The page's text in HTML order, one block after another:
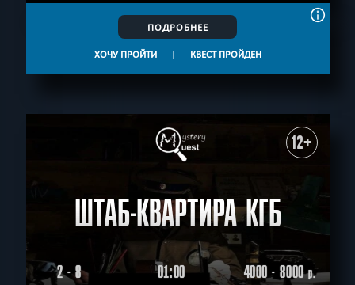
ПОДРОБНЕЕ
ХОЧУ ПРОЙТИ | КВЕСТ ПРОЙДЕН
12+
ШТАБ-КВАРТИРА КГБ
2 - 8 01:00 4000 - 8000р.